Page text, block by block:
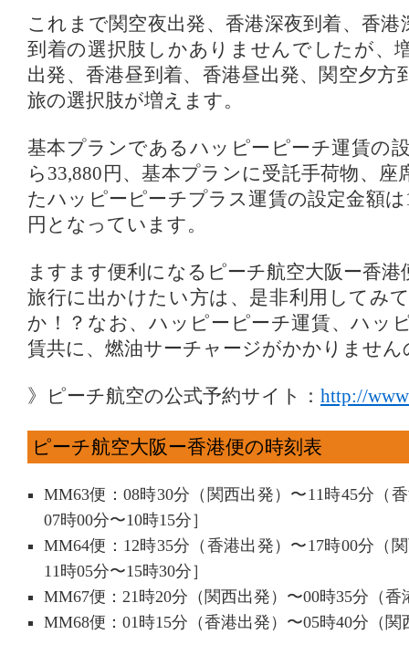
これまで関空夜出発、香港深夜到着、香港
到着の選択肢しかありませんでしたが、
出発、香港昼到着、香港昼出発、関空夕方
旅の選択肢が増えます。
基本プランであるハッピーピーチ運賃の
ら33,880円、基本プランに受託手荷物、座
たハッピーピーチプラス運賃の設定金額は
円となっています。
ますます便利になるピーチ航空大阪ー香港
旅行に出かけたい方は、是非利用してみ
か！？なお、ハッピーピーチ運賃、ハッ
賃共に、燃油サーチャージがかかりませ
》ピーチ航空の公式予約サイト： http://
ピーチ航空大阪ー香港便の時刻表
MM63便：08時30分（関西出発）〜11時45分（
07時00分〜10時15分］
MM64便：12時35分（香港出発）〜17時00分（
11時05分〜15時30分］
MM67便：21時20分（関西出発）〜00時35分（香
MM68便：01時15分（香港出発）〜05時40分（関